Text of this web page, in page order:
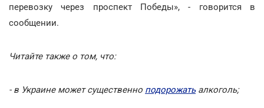
перевозку через проспект Победы», - говорится в
сообщении.
Читайте также о том, что:
- в Украине может существенно подорожатьалкоголь;